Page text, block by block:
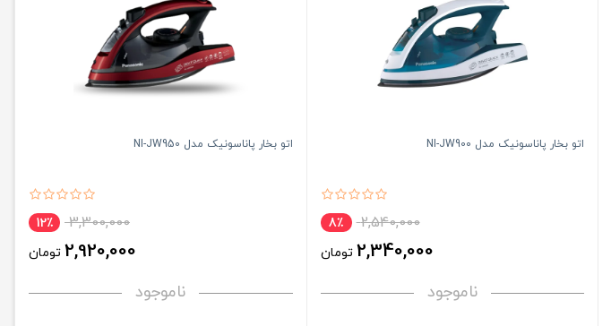
اتو بخار پاناسونیک مدل NI-JW900
2,540,000 8٪
2,340,000 تومان
ناموجود
اتو بخار پاناسونیک مدل NI-JW950
3,300,000 12٪
2,920,000 تومان
ناموجود